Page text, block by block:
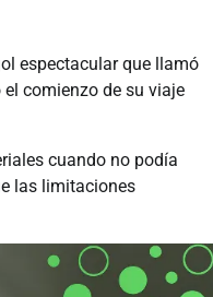
espectacular que llamó
comienzo de su viaje
cuando no podía
las limitaciones